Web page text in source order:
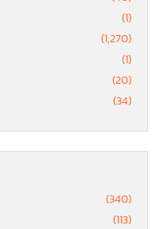
(1)
(1,270)
(1)
(20)
(34)
(340)
(113)